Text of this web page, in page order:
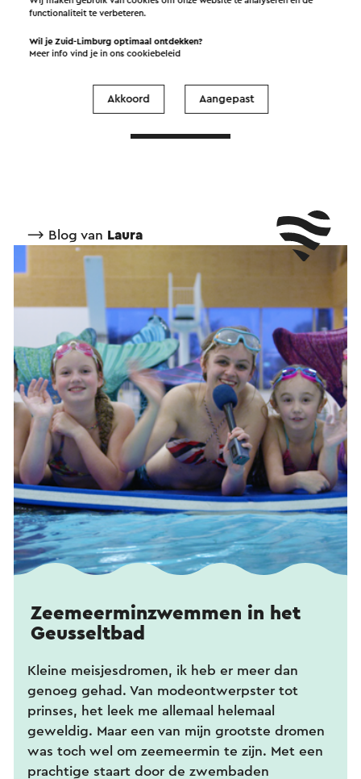
©
⟶ Blog van Laura
Zeemeerminzwemmen in het
Geusseltbad
Kleine meisjesdromen, ik heb er meer dan
genoeg gehad. Van modeontwerpster tot
prinses, het leek me allemaal helemaal
geweldig. Maar een van mijn grootste dromen
was toch wel om zeemeermin te zijn. Met een
prachtige staart door de zwembaden
functionaliteit te verbeteren.
Wil je Zuid-Limburg optimaal ontdekken?
Meer info vind je in onscookiebeleid
Akkoord Aangepast